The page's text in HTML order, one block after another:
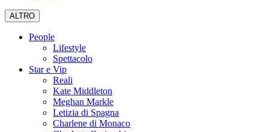
ALTRO
People
Lifestyle
Spettacolo
Star e Vip
Reali
Kate Middleton
Meghan Markle
Letizia di Spagna
Charlene di Monaco